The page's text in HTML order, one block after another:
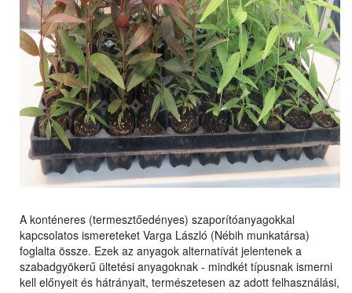
A konténeres (termesztőedényes) szaporítóanyagokkal
kapcsolatos ismereteket Varga László (Nébih munkatársa)
foglalta össze. Ezek az anyagok alternatívát jelentenek a
szabadgyökerű ültetési anyagoknak - mindkét típusnak ismerni
kell előnyeit és hátrányait, természetesen az adott felhasználási,